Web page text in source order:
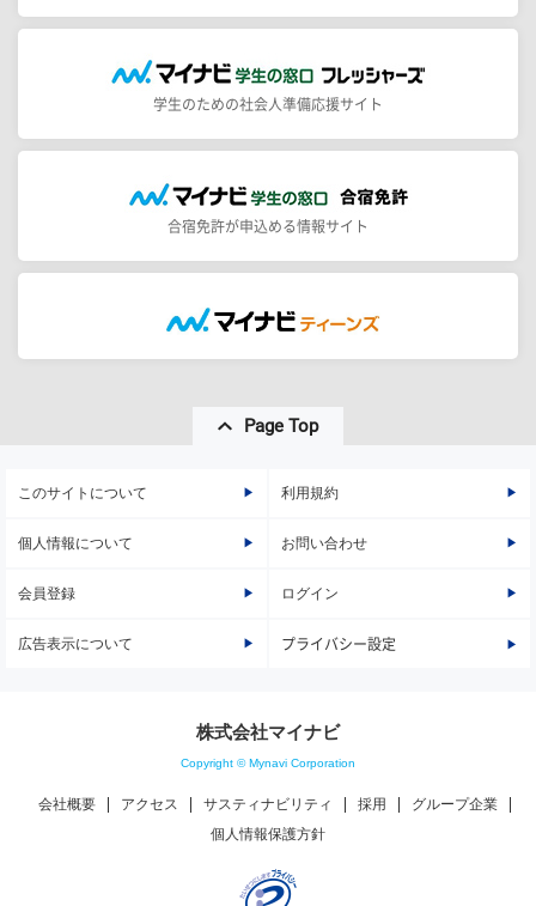
学生のための社会人準備応援サイト
合宿免許が申込める情報サイト
Page Top
このサイトについて 利用規約
個人情報について お問い合わせ
会員登録 ログイン
広告表示について プライバシー設定
株式会社マイナビ
Copyright © Mynavi Corporation
会社概要 アクセス サスティナビリティ 採用
グループ企業
個人情報保護方針